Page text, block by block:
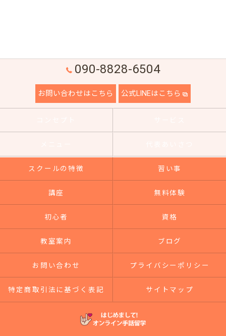
090-8828-6504
お問い合わせはこちら 公式LINEはこちら
スクールの特徴 習い事
講座 無料体験
初心者 資格
教室案内 ブログ
お問い合わせ プライバシーポリシー
特定商取引法に基づく表記 サイトマップ